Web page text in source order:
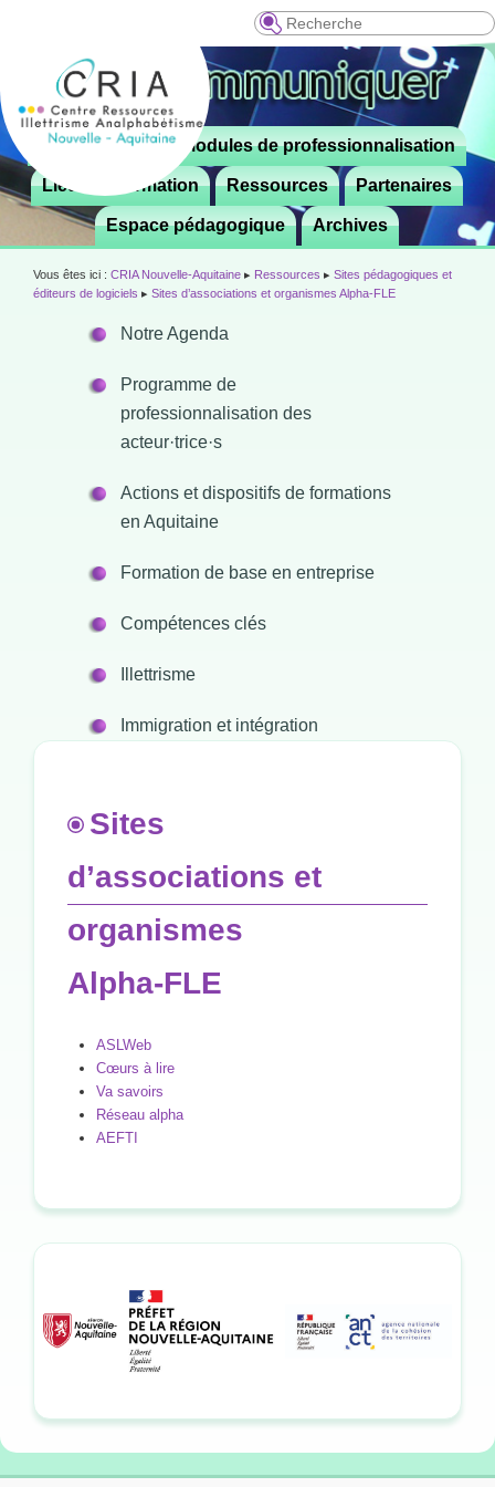
Recherche
Menu
principal
Aller
contenu
principal
 Le CRIA Modules de professionnalisation
Lieux de formation Ressources Partenaires
Espace pédagogique Archives
Vous êtes ici : CRIA Nouvelle-Aquitaine ▸ Ressources ▸ Sites pédagogiques et
éditeurs de logiciels ▸ Sites d’associations et organismes Alpha-FLE
Notre Agenda
Programme de
professionnalisation des
acteur·trice·s
Actions et dispositifs de formations
en Aquitaine
Formation de base en entreprise
Compétences clés
Illettrisme
Immigration et intégration
Sites
d’associations et
organismes
Alpha-FLE
ASLWeb
Cœurs à lire
Va savoirs
Réseau alpha
AEFTI